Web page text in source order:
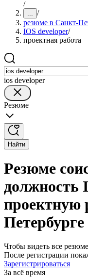
/
... /
резюме в Санкт-
IOS developer/
проектная работа
ios developer
Резюме
Найти
Резюме
должность
проектную
Петербурге
Чтобы видеть все
После регистрации
Зарегистрироваться
За всё время